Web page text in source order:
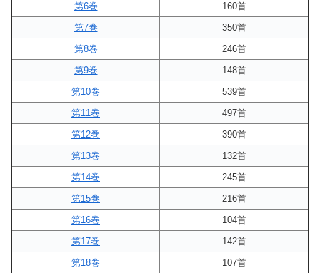
第6巻
160首
第7巻
350首
第8巻
246首
第9巻
148首
第10巻
539首
第11巻
497首
第12巻
390首
第13巻
132首
第14巻
245首
第15巻
216首
第16巻
104首
第17巻
142首
第18巻
107首